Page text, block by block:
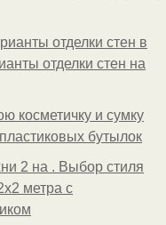
отделки стен в
отделки стен на
косметичку и сумку
бутылок
2 на . Выбор стиля
метра с